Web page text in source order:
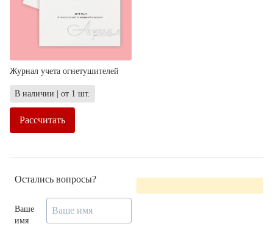
Журнал учета огнетушителей
В наличии | от 1 шт.
Рассчитать
Остались вопросы?
Ваше
имя